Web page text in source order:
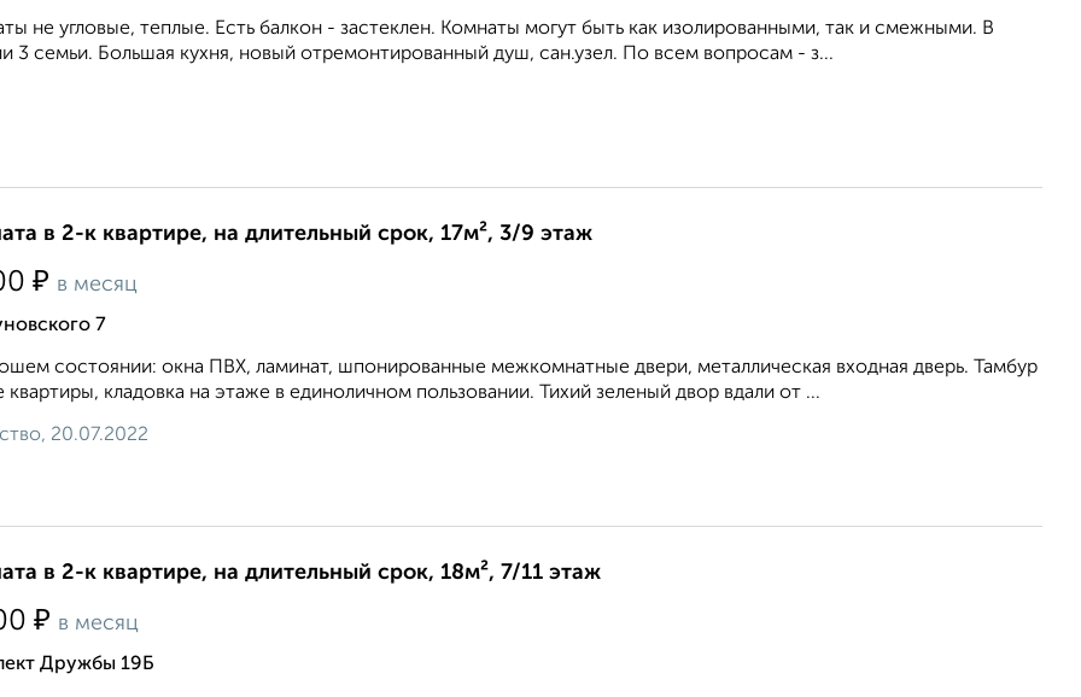
не угловые, теплые. Есть балкон - застеклен. Комнаты могут быть как изолированными, так и смежными. В
3 семьи. Большая кухня, новый отремонтированный душ, сан.узел. По всем вопросам - з...
в 2-к квартире, на длительный срок, 17м², 3/9 этаж
₽ в месяц
7
состоянии: окна ПВХ, ламинат, шпонированные межкомнатные двери, металлическая входная дверь. Тамбур
квартиры, кладовка на этаже в единоличном пользовании. Тихий зеленый двор вдали от ...
20.07.2022
в 2-к квартире, на длительный срок, 18м², 7/11 этаж
₽ в месяц
Дружбы 19Б